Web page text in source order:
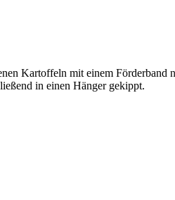
Kartoffeln mit einem
in einen Hänger gekippt.